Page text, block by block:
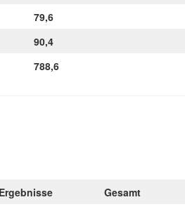
79,6
90,4
788,6
Ergebnisse Gesamt